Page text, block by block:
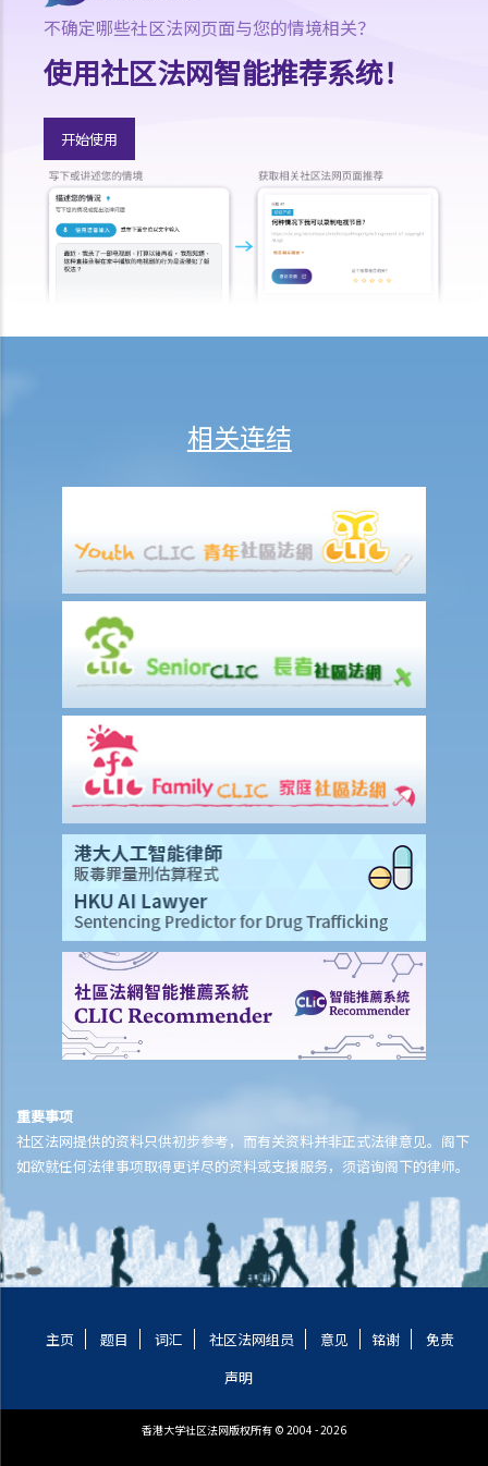
2. 雇主可在甚么情况下拒绝聘用或解雇一名残疾人士？假如我患有严重
脚伤，是否一定无机会获得聘用？
3. 假如某雇员患有传染病或爱滋病，雇主可否解雇该雇员？
证而同样受到歧视，是否亦可以提出投诉？
5. 假如我的亲人或朋友是残疾人士，并受到他人歧视，我可否代表他们
向平等机会委员会作出投诉？
6. 当我在求职时，雇主可否要求我提供属医务性质的资料（例如我的病
历纪录）？
助？如司机拒绝接载我，将会怎样？
10. 我发现供残疾人士使用的洗手间经常被大厦用户改为贮物室，这情
况是否触犯《残疾歧视条例》？
弱智人士
11. 我的儿子是弱智小朋友，我为他申请入读主流幼儿园而被拒，该幼
儿园是否已触犯《残疾歧视条例》？假如他被取录入学，该幼儿园是否
有责任为他提供特别的服务或设施以帮助他学习？
12. 如果我的同事公然取笑某弱智的同事而他 / 她不满，这是否属于歧视
13. 我欲租住房屋，并已和业主谈妥各项租约条款，惟业主知道与我同
住的亲人是弱智人士后，即拒绝租出房屋。该业主有否触犯《残疾歧视
条例》？
精神病患者 / 精神病康复者
14. 雇主可否因为我患有精神病，而拒绝聘用我、给我较差的待遇或解
15. 其他人可否因为我患有精神病而拒绝向我提供货品、服务或设施？
听觉受损者或视障人士
16. 听觉受损人士可以配戴助听器参加面试吗？
17. 雇主可否因我有视觉障碍，而以工作环境会对我有高度危险为理由
长期病患者
18. 假如我是长期病患者，是否仍受到《残疾歧视条例》所保障？长期
19. 如果雇主得悉我长期病患的状况，或知道我需要定期接受治疗，他 /
她可否解雇我？
​​​​​​​爱滋病毒感染 / 爱滋病患者
20. 假如我感染了爱滋病病毒，是否仍受到《残疾歧视条例》所保障？
假如我到医院或诊所求诊，他们能否拒绝医治我？
21. 当我在求职时，雇主可否要求我接受爱滋病病毒抗体测试？
不确定哪些社区法网页面与您的情境相关？
使用社区法网智能推荐系统！
开始使用
相关连结
重要事项
社区法网提供的资料只供初步参考，而有关资料并非正式法律意见。阁下
如欲就任何法律事项取得更详尽的资料或支援服务，须谘询阁下的律师。
主页 题目 词汇 社区法网组员 意见 铭谢
免责
声明
香港大学社区法网版权所有 © 2004 - 2026